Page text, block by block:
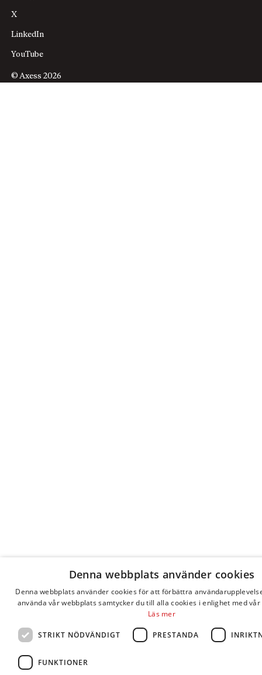
X
LinkedIn
YouTube
© Axess 2026
Denna webbplats använder cookies
Denna webbplats använder cookies för att förbättra
använda vår webbplats samtycker du till alla cookies i enlighet med
Läs mer
STRIKT NÖDVÄNDIGT PRESTANDA
FUNKTIONER